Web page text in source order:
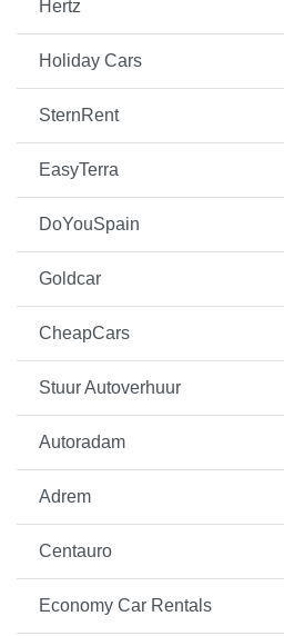
Hertz
Holiday Cars
SternRent
EasyTerra
DoYouSpain
Goldcar
CheapCars
Stuur Autoverhuur
Autoradam
Adrem
Centauro
Economy Car Rentals